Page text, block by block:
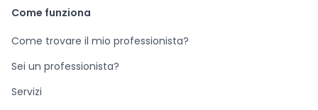
Come funziona
Come trovare il mio professionista?
Sei un professionista?
Servizi